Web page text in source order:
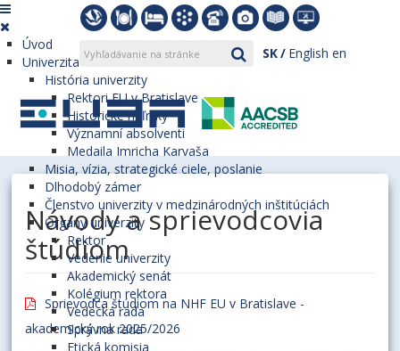
SK English en
Úvod
Univerzita
História univerzity
Rektori EU v Bratislave
Historické míľniky
Významní absolventi
Medaila Imricha Karvaša
Misia, vízia, strategické ciele, poslanie
Dlhodobý zámer
Členstvo univerzity v medzinárodných inštitúciách
Orgány univerzity
Rektor
Vedenie univerzity
Akademický senát
Kolégium rektora
Vedecká rada
Správna rada
Etická komisia
Návody a sprievodcovia
štúdiom
Sprievodca štúdiom na NHF EU v Bratislave -
akademický rok 2025/2026